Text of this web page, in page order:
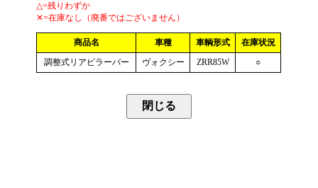
△=残りわずか
✕=在庫なし（廃番ではございません）
商品名 車種 車輌形式
在庫状況
調整式リアピラーバー
ヴォクシー ZRR85W ○